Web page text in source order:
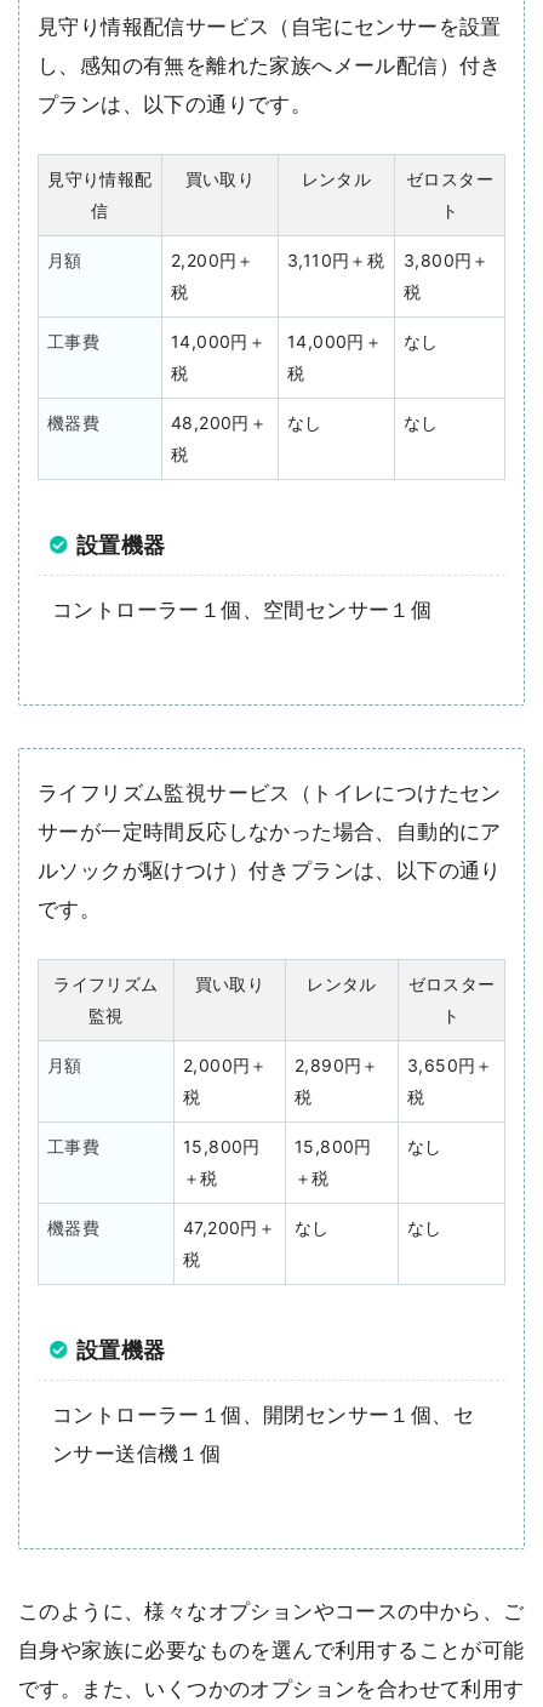
見守り情報配信サービス（自宅にセンサーを設置
し、感知の有無を離れた家族へメール配信）付き
プランは、以下の通りです。
見守り情報配
信
買い取り レンタル
ゼロスター
ト
月額
2,200円＋
税
3,110円＋税
3,800円＋
税
工事費
14,000円＋
税
14,000円＋
税
なし
機器費
48,200円＋
税
なし なし
設置機器
コントローラー１個、空間センサー１個
ライフリズム監視サービス（トイレにつけたセン
サーが一定時間反応しなかった場合、自動的にア
ルソックが駆けつけ）付きプランは、以下の通り
です。
ライフリズム
監視
買い取り レンタル
ゼロスター
ト
月額
2,000円＋
税
2,890円＋
税
3,650円＋
税
工事費
15,800円
＋税
15,800円
＋税
なし
機器費
47,200円＋
税
なし なし
設置機器
コントローラー１個、開閉センサー１個、セ
ンサー送信機１個
このように、様々なオプションやコースの中から、ご
自身や家族に必要なものを選んで利用することが可能
です。また、いくつかのオプションを合わせて利用す